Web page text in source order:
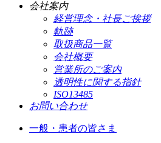
会社案内
経営理念・社長ご挨拶
軌跡
取扱商品一覧
会社概要
営業所のご案内
透明性に関する指針
ISO13485
お問い合わせ
一般・患者の皆さま